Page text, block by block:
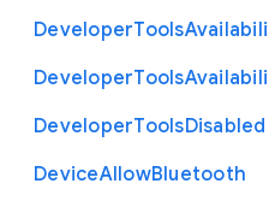
DeveloperTools
DeveloperTools
DeveloperToolsDisabled
DeviceAllowBluetooth